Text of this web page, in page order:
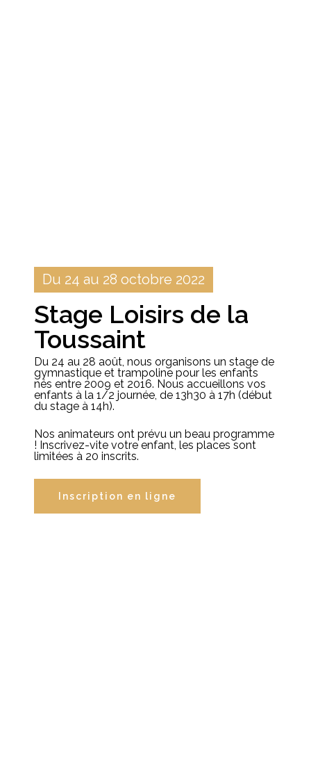
Du 24 au 28 octobre 2022
Stage Loisirs de la
Toussaint
Du 24 au 28 août, nous organisons un stage de
gymnastique et trampoline pour les enfants
nés entre 2009 et 2016. Nous accueillons vos
enfants à la 1/2 journée, de 13h30 à 17h (début
du stage à 14h).
Nos animateurs ont prévu un beau programme
! Inscrivez-vite votre enfant, les places sont
limitées à 20 inscrits.
Inscription en ligne